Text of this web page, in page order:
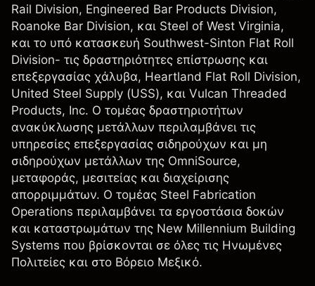
Rail Division, Engineered Bar Products Division,
Roanoke Bar Division, και Steel of West Virginia,
και το υπό κατασκευή Southwest-Sinton Flat Roll
Division- τις δραστηριότητες επίστρωσης και
επεξεργασίας χάλυβα, Heartland Flat Roll Division,
United Steel Supply (USS), και Vulcan Threaded
Products, Inc. Ο τομέας δραστηριοτήτων
ανακύκλωσης μετάλλων περιλαμβάνει τις
υπηρεσίες επεξεργασίας σιδηρούχων και μη
σιδηρούχων μετάλλων της OmniSource,
μεταφοράς, μεσιτείας και διαχείρισης
απορριμμάτων. Ο τομέας Steel Fabrication
Operations περιλαμβάνει τα εργοστάσια δοκών
και καταστρωμάτων της New Millennium Building
Systems που βρίσκονται σε όλες τις Ηνωμένες
Πολιτείες και στο Βόρειο Μεξικό.